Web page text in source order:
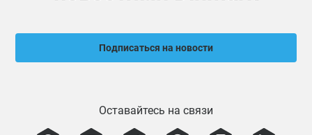
Подписаться на новости
Оставайтесь на связи